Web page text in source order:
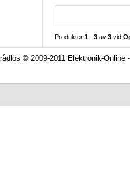
Produkter 1 - 3 av 3 vid
© 2009-2011 Elektronik-Online -